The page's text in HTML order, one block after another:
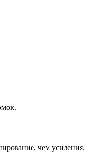
чем усиления.